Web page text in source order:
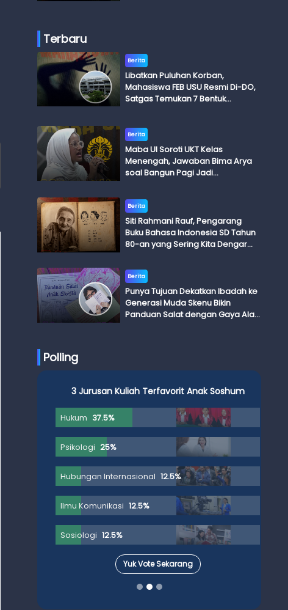
Terbaru
Berita
Libatkan Puluhan Korban,
Mahasiswa FEB USU Resmi Di-DO,
Satgas Temukan 7 Bentuk
Berita
Maba UI Soroti UKT Kelas
Menengah, Jawaban Bima Arya
soal Bangun Pagi Jadi
Berita
Siti Rahmani Rauf, Pengarang
Buku Bahasa Indonesia SD Tahun
80-an yang Sering Kita Dengar
Adik Budi
Berita
Punya Tujuan Dekatkan Ibadah ke
Generasi Muda Skenu Bikin
Panduan Salat dengan Gaya Ala
Polling
3 Jurusan Kuliah Terfavorit Anak Soshum
Hukum 37.5%
Psikologi 25%
Hubungan Internasional 12.5%
Ilmu Komunikasi 12.5%
Sosiologi 12.5%
Yuk Vote Sekarang